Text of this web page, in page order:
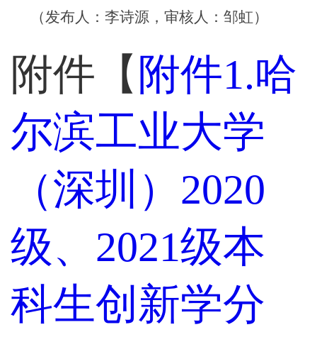
（发布人：李诗源，审核人：邹虹）
附件【 附件1.哈
尔滨工业大学
（深圳）2020
级、2021级本
科生创新学分